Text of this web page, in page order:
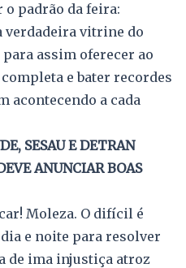
padrão da feira:
verdadeira vitrine do
assim oferecer ao
e bater recordes
acontecendo a cada
SESAU E DETRAN
ANUNCIAR BOAS
Moleza. O difícil é
e noite para resolver
de ima injustiça atroz